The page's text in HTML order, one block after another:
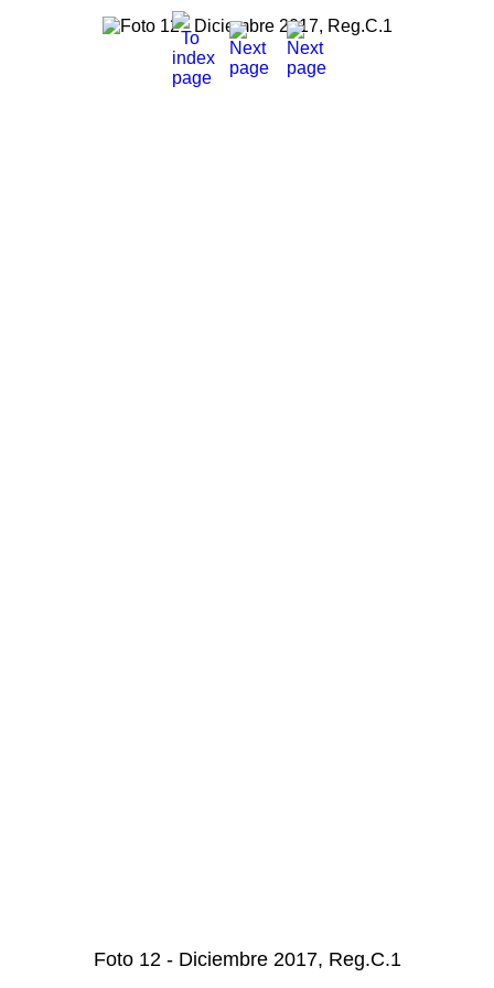
Foto 12 - Diciembre 2017, Reg.C.1